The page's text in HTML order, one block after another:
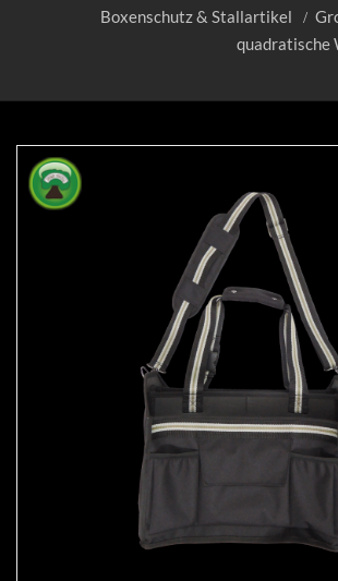
Boxenschutz & Stallartikel
quadratische